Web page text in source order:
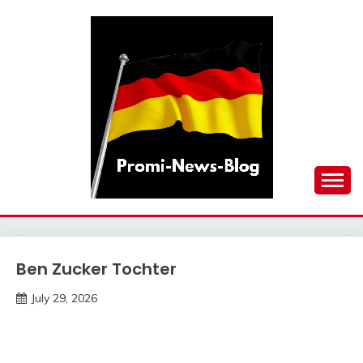
PROMI-NEWS-BLOG
Trends
Ben Zucker Tochter
July 29, 2026